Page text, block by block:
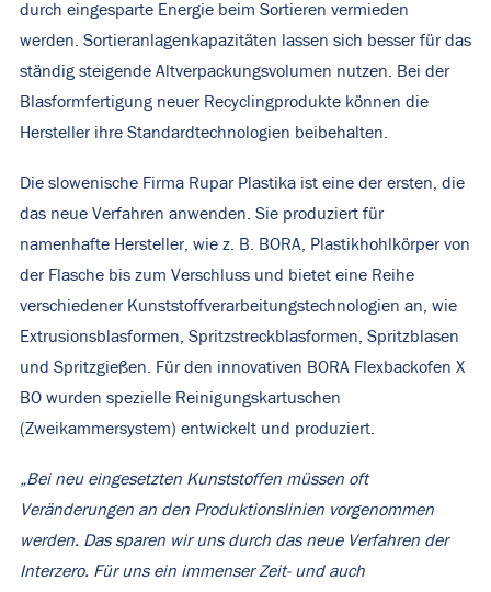
durch eingesparte Energie beim Sortieren vermieden
werden. Sortieranlagenkapazitäten lassen sich besser für das
ständig steigende Altverpackungsvolumen nutzen. Bei der
Blasformfertigung neuer Recyclingprodukte können die
Hersteller ihre Standardtechnologien beibehalten.
Die slowenische Firma Rupar Plastika ist eine der ersten, die
das neue Verfahren anwenden. Sie produziert für
namenhafte Hersteller, wie z. B. BORA, Plastikhohlkörper von
der Flasche bis zum Verschluss und bietet eine Reihe
verschiedener Kunststoffverarbeitungstechnologien an, wie
Extrusionsblasformen, Spritzstreckblasformen, Spritzblasen
und Spritzgießen. Für den innovativen BORA Flexbackofen X
BO wurden spezielle Reinigungskartuschen
(Zweikammersystem) entwickelt und produziert.
„Bei neu eingesetzten Kunststoffen müssen oft
Veränderungen an den Produktionslinien vorgenommen
werden. Das sparen wir uns durch das neue Verfahren der
Interzero. Für uns ein immenser Zeit- und auch